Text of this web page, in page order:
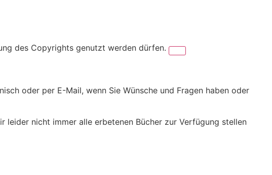
des Copyrights genutzt werden dürfen.
oder per E-Mail, wenn Sie Wünsche und Fragen haben oder
leider nicht immer alle erbetenen Bücher zur Verfügung stellen